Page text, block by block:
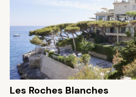
Les Roches Blanches